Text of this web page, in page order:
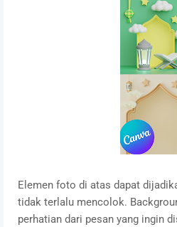
Elemen foto di atas dapat
tidak terlalu mencolok.
perhatian dari pesan yang ingin